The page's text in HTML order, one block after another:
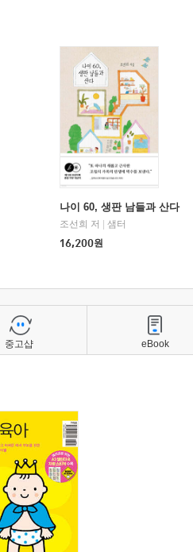
나이 60, 생판 남들과 산다
조선희 저
샘터
16,200원
중고샵 eBook